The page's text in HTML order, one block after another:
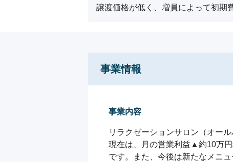
譲渡価格が低く、増員によって初期
事業情報
事業内容
リラクゼーションサロン（オー
現在は、月の営業利益▲約10万
です。また、今後は新たなメニ